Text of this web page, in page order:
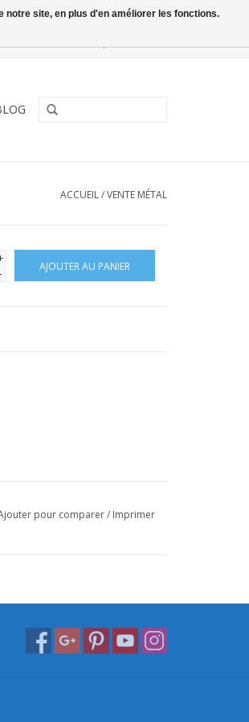
ACCUEIL/VENTE MÉTAL
-
AJOUTER AU PANIER
pour comparer/ Imprimer
site, en plus d'en améliorer les fonctions.